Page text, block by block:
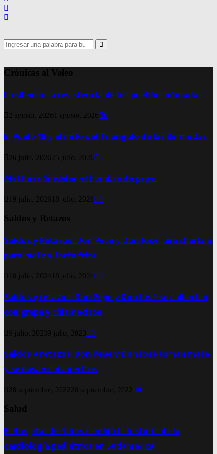
Search
for:
Search
Crónicas al Voleo
La silenciosa resistencia de los pueblos nómadas
2 agosto, 2026 1 agosto, 2026 0
El Vuelo 19 y el mito del Triángulo de las Bermudas
26 julio, 2026 25 julio, 2026 0
Matthias Sindelar, el hombre de papel
19 julio, 2026 18 julio, 2026 0
Saldos y Retazos
Saldos y Retazos: Don Pepe y Don José, una charla a
puro mate y torta frita
18 julio, 2024 18 julio, 2024 0
Saldos y retazos: Don Pepe y Don José se calientan
con grapa y chismecitos
9 julio, 20239 julio, 2023 0
Saldos y retazos: Don Pepe y Don José toman mate
y se pasan chismecitos
28 septiembre, 2022 28 septiembre, 2022 0
Salud
El Hospital de Niños cambió la historia de la
cardiología pediátrica en Sudamérica